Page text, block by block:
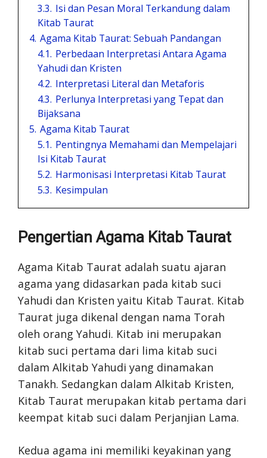
3.3. Isi dan Pesan Moral Terkandung dalam
Kitab Taurat
4. Agama Kitab Taurat: Sebuah Pandangan
4.1. Perbedaan Interpretasi Antara Agama
Yahudi dan Kristen
4.2. Interpretasi Literal dan Metaforis
4.3. Perlunya Interpretasi yang Tepat dan
Bijaksana
5. Agama Kitab Taurat
5.1. Pentingnya Memahami dan Mempelajari
Isi Kitab Taurat
5.2. Harmonisasi Interpretasi Kitab Taurat
5.3. Kesimpulan
Pengertian Agama Kitab Taurat
Agama Kitab Taurat adalah suatu ajaran
agama yang didasarkan pada kitab suci
Yahudi dan Kristen yaitu Kitab Taurat. Kitab
Taurat juga dikenal dengan nama Torah
oleh orang Yahudi. Kitab ini merupakan
kitab suci pertama dari lima kitab suci
dalam Alkitab Yahudi yang dinamakan
Tanakh. Sedangkan dalam Alkitab Kristen,
Kitab Taurat merupakan kitab pertama dari
keempat kitab suci dalam Perjanjian Lama.
Kedua agama ini memiliki keyakinan yang